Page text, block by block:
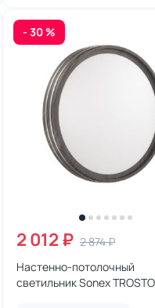
- 30 %
2 012 ₽ 2 874 ₽
Настенно-потолочный
светильник Sonex